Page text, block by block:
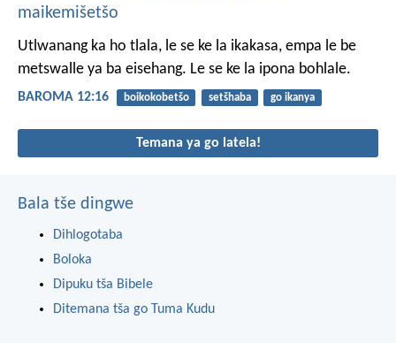
maikemišetšo
Utlwanang ka ho tlala, le se ke la ikakasa, empa le be
metswalle ya ba eisehang. Le se ke la ipona bohlale.
BAROMA 12:16 boikokobetšo setšhaba go ikanya
Temana ya go latela!
Bala tše dingwe
Dihlogotaba
Boloka
Dipuku tša Bibele
Ditemana tša go Tuma Kudu